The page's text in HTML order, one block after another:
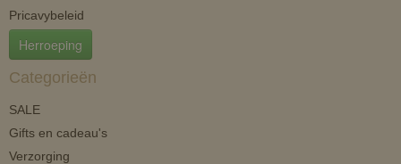
Pricavybeleid
Herroeping
Categorieën
SALE
Gifts en cadeau's
Verzorging